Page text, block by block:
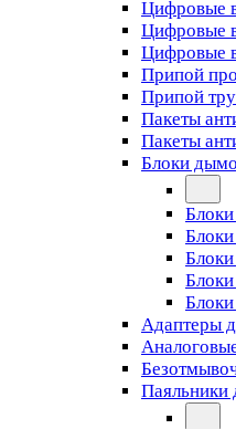
Цифровые
Цифровые
Цифровые
Припой
Припой
Пакеты
Пакеты
Блоки
Адаптеры
Паяльники